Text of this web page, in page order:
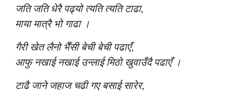
जति जति धेरै पढ्यो त्यति त्यति टाढा,
माया मात्रै भो गाढा ।
गैरी खेत लैनो भैँसी बेची बेची पढाएँ,
आफु नखाई नखाई उन्लाई मिठो खुवाउँदै पढाएँ ।
टाढै जाने जहाज चढी गए बसाई सारेर,